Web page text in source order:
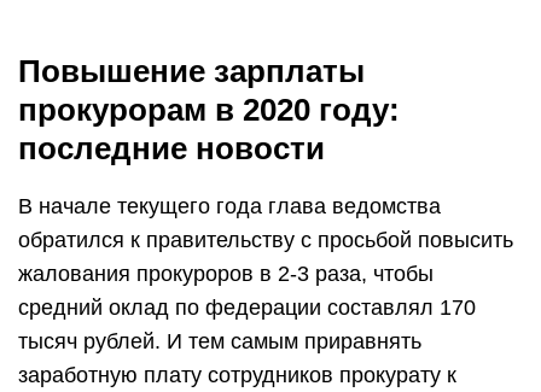
Повышение зарплаты
прокурорам в 2020 году:
последние новости
В начале текущего года глава ведомства
обратился к правительству с просьбой повысить
жалования прокуроров в 2-3 раза, чтобы
средний оклад по федерации составлял 170
тысяч рублей. И тем самым приравнять
заработную плату сотрудников прокурату к